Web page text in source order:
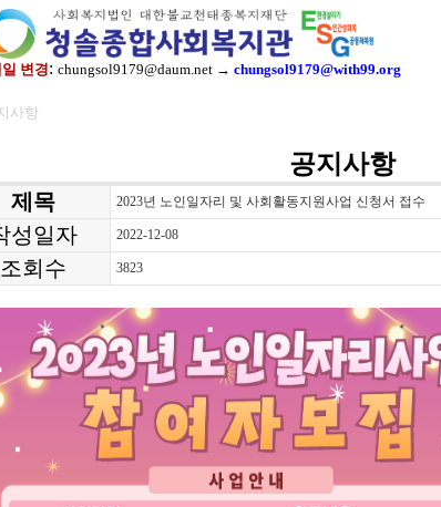
변경: chungsol9179@daum.net → chungsol9179@with99.org
사항
공지사항
제목 2023년 노인일자리 및 사회활동지원사업 신청서 접수
성일자 2022-12-08
조회수 3823